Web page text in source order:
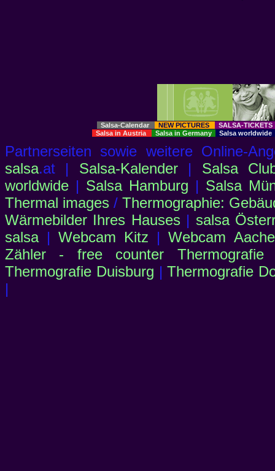
Salsa-Calendar NEW PICTURES
SALSA-
Salsa in Austria
Salsa in Germany Salsa worldwide
Partnerseiten sowie weitere Online-
salsa.at | Salsa-Kalender| Salsa
worldwide | Salsa Hamburg | Salsa
Thermal images / Thermographie:
Wärmebilder Ihres Hauses| salsa
salsa|Webcam Kitz |Webcam
Zähler - free counter Thermografie
Thermografie Duisburg |Thermografie
|